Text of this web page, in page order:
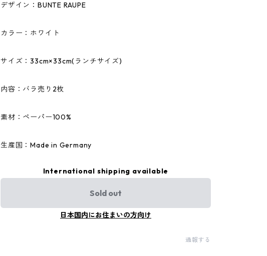
デザイン：BUNTE RAUPE
カラー：ホワイト
サイズ：33cm×33cm(ランチサイズ)
内容：バラ売り2枚
素材：ペーパー100%
生産国：Made in Germany
International shipping available
Sold out
日本国内にお住まいの方向け
通報する